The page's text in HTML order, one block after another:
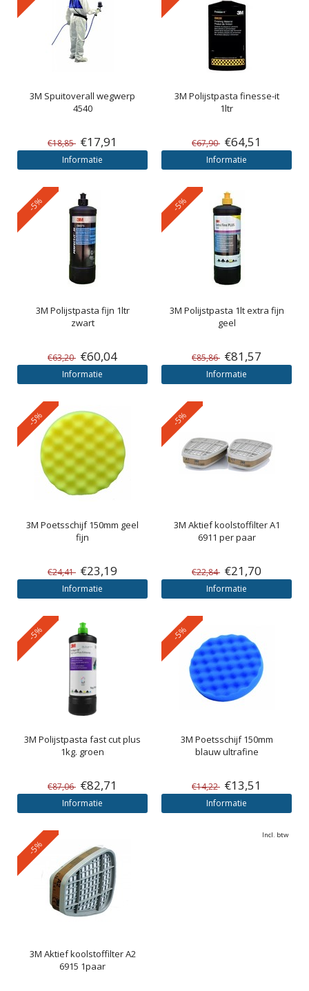
3M Spuitoverall wegwerp
4540
€18,85 €17,91
Informatie
3M Polijstpasta finesse-it
1ltr
€67,90 €64,51
Informatie
-5%
3M Polijstpasta fijn 1ltr
zwart
€63,20 €60,04
Informatie
-5%
3M Polijstpasta 1lt extra fijn
geel
€85,86 €81,57
Informatie
-5%
3M Poetsschijf 150mm geel
fijn
€24,41 €23,19
Informatie
-5%
3M Aktief koolstoffilter A1
6911 per paar
€22,84 €21,70
Informatie
-5%
3M Polijstpasta fast cut plus
1kg. groen
€87,06 €82,71
Informatie
-5%
3M Poetsschijf 150mm
blauw ultrafine
€14,22 €13,51
Informatie
-5%
3M Aktief koolstoffilter A2
6915 1paar
Incl. btw